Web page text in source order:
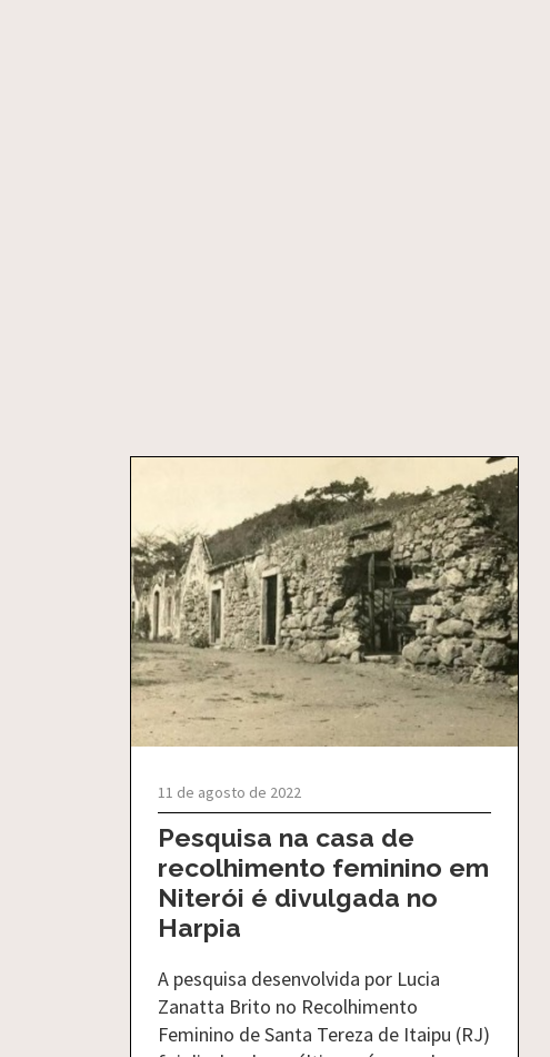
11 de agosto de 2022
Pesquisa na casa de
recolhimento feminino em
Niterói é divulgada no
Harpia
A pesquisa desenvolvida por Lucia
Zanatta Brito no Recolhimento
Feminino de Santa Tereza de Itaipu (RJ)